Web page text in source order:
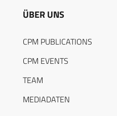
ÜBER UNS
CPM PUBLICATIONS
CPM EVENTS
TEAM
MEDIADATEN